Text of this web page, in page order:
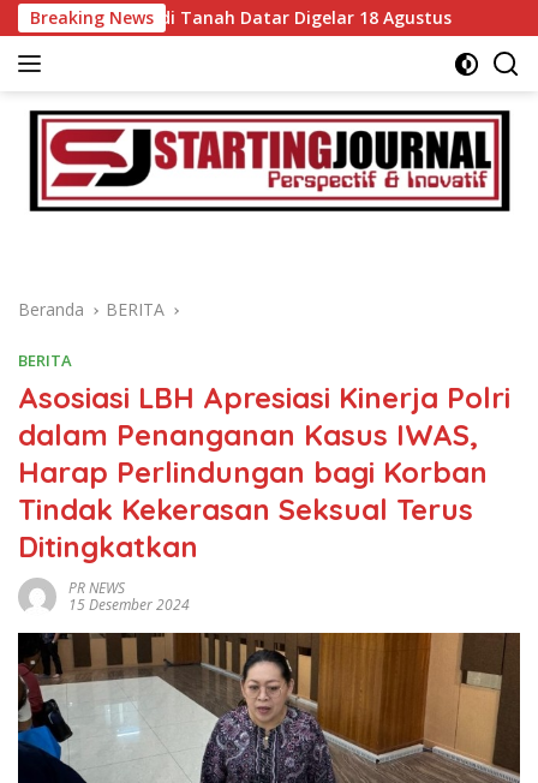
Langsung
ke
konten
Breaking News
di Tanah Datar Digelar 18 Agustus DPRD dan
Beranda BERITA
BERITA
Asosiasi LBH Apresiasi Kinerja Polri
dalam Penanganan Kasus IWAS,
Harap Perlindungan bagi Korban
Tindak Kekerasan Seksual Terus
Ditingkatkan
PR NEWS
15 Desember 2024